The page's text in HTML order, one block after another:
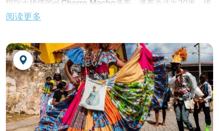
惊叹于雄伟的el Chorro Macho瀑布，瀑布高达近30米，传
说中，瀑布的水是圣洁的。
在当地餐馆用午餐。
在艺术市场漫步，这里盛产巴拿马手工艺品。
金巴雅拉丁美洲独家之旅
!
在回程中，您将在工匠工作室停留片刻，见证各种用当地特
有的木材制作的各种家具和典型物品。
阅读更多